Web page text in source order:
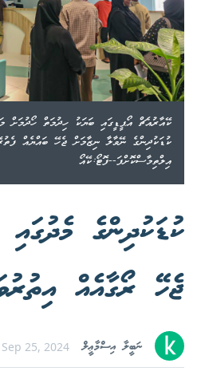
ކޭއާރުއެޗް އޯޕީޑީގައި ބަޔަކު ހިދުމަތް ހޯދުމަށް
ކުޑަކުދިންގެ ނޭވާލާ ނިޒާމަށް ޖެހޭ ބައްޔެއް
އިލްތިމާސްކޮށްފަ--ފޮޓޯ:ކޭއޯ
ކުޑަކުދިންގެ
ޖެހޭ ރޯގާއެއް
ނަބީލާ އިސްމާޢީލް Sep 25, 2024